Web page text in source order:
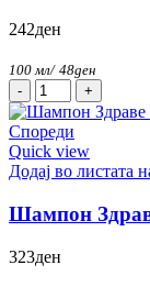
242ден
100 мл/ 48ден
Лак
за
коса
Intesa
500мл
количина
Спореди
Quick view
Додај во листата
Шампон
323ден